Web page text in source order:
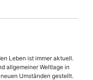
Leben ist immer aktuell.
allgemeiner Weltlage in
Umständen gestellt.